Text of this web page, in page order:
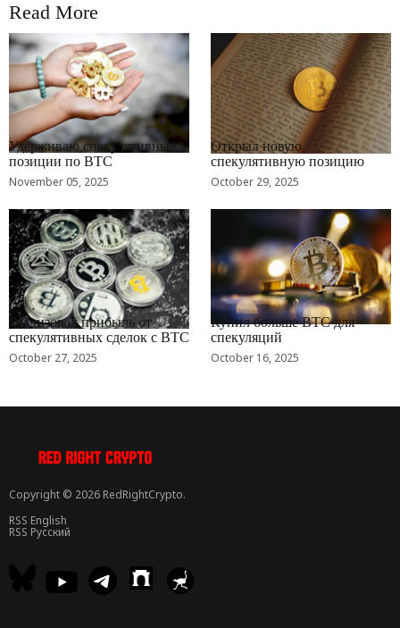
Read More
RRCNEWS_RU
Удерживаю спекулятивные
позиции по BTC
November 05, 2025
RRCNEWS_RU
Открыл новую
спекулятивную позицию
October 29, 2025
RRCNEWS_RU
Реализовал прибыль от
спекулятивных сделок с BTC
October 27, 2025
RRCNEWS_RU
Купил больше BTC для
спекуляций
October 16, 2025
Copyright © 2026 RedRightCrypto.
RSS English
RSS Русский